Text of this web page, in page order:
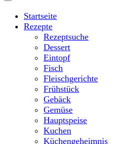
Startseite
Rezepte
Rezeptsuche
Dessert
Eintopf
Fisch
Fleischgerichte
Frühstück
Gebäck
Gemüse
Hauptspeise
Kuchen
Küchengeheimnis